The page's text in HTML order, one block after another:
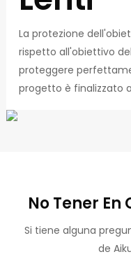
La protezione
rispetto all'obiettivo
proteggere
progetto è finalizzato
No Tener En
Si tiene alguna
de